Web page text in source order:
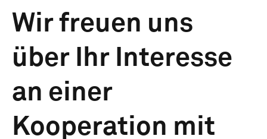
Wir freuen uns
über Ihr Interesse
an einer
Kooperation mit